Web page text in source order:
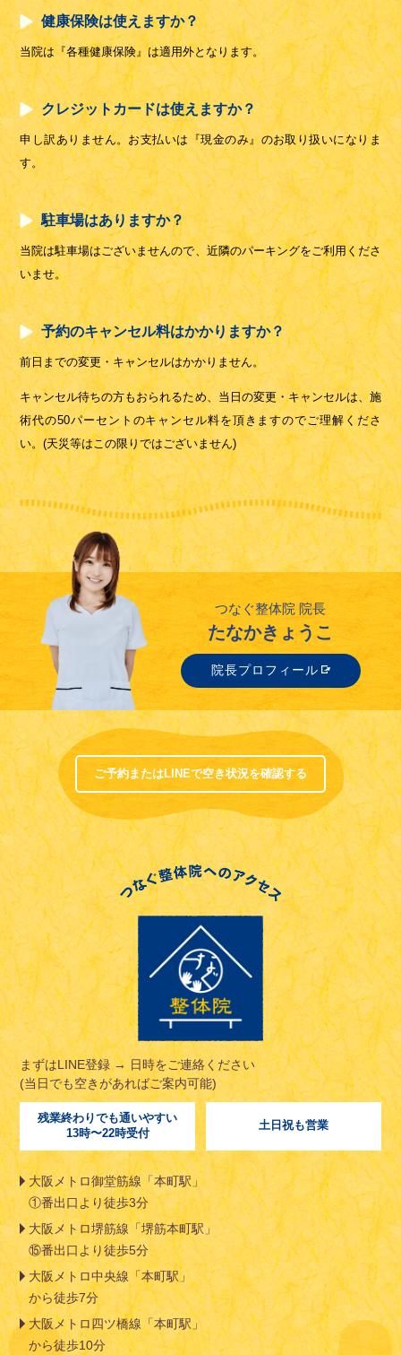
健康保険は使えますか？
当院は『各種健康保険』は適用外となります。
クレジットカードは使えますか？
申し訳ありません。お支払いは『現金のみ』のお取り扱いになりま
す。
駐車場はありますか？
当院は駐車場はございませんので、近隣のパーキングをご利用くださ
いませ。
予約のキャンセル料はかかりますか？
前日までの変更・キャンセルはかかりません。
キャンセル待ちの方もおられるため、当日の変更・キャンセルは、施
術代の50パーセントのキャンセル料を頂きますのでご理解くださ
い。(天災等はこの限りではございません)
つなぐ整体院 院長
たなかきょうこ
院長プロフィール
ご予約またはLINEで空き状況を確認する
まずはLINE登録 → 日時をご連絡ください
(当日でも空きがあればご案内可能)
残業終わりでも通いやすい
13時〜22時受付
土日祝も営業
大阪メトロ御堂筋線「本町駅」
①番出口より徒歩3分
大阪メトロ堺筋線「堺筋本町駅」
⑮番出口より徒歩5分
大阪メトロ中央線「本町駅」
から徒歩7分
大阪メトロ四ツ橋線「本町駅」
から徒歩10分